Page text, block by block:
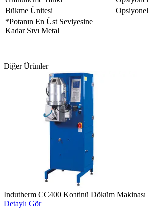
Bükme Ünitesi
Opsiyonel
*Potanın En Üst Seviyesine
Kadar Sıvı Metal
Diğer Ürünler
Indutherm CC400 Kontinü Döküm Makinası
Detaylı Gör